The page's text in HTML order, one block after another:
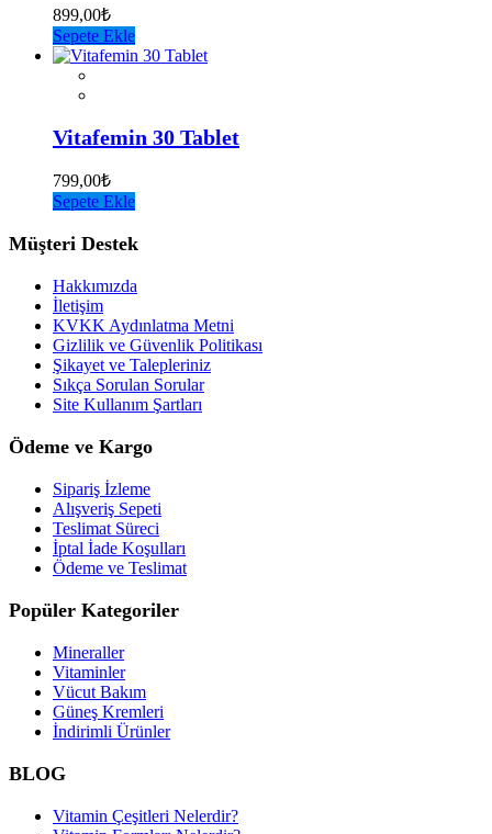
899,00₺
Sepete Ekle
Vitafemin 30 Tablet
799,00₺
Sepete Ekle
Müşteri Destek
Hakkımızda
İletişim
KVKK Aydınlatma Metni
Gizlilik ve Güvenlik Politikası
Şikayet ve Talepleriniz
Sıkça Sorulan Sorular
Site Kullanım Şartları
Ödeme ve Kargo
Sipariş İzleme
Alışveriş Sepeti
Teslimat Süreci
İptal İade Koşulları
Ödeme ve Teslimat
Popüler Kategoriler
Mineraller
Vitaminler
Vücut Bakım
Güneş Kremleri
İndirimli Ürünler
BLOG
Vitamin Çeşitleri Nelerdir?